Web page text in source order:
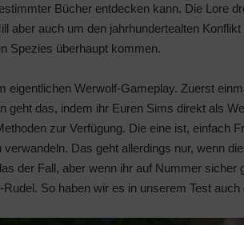
Bücher entdecken kann. Die Lore
aber auch um den jahrhundertealten
Spezies überhaupt kommen.
eigentlichen Werwolf-Gameplay. Zuerst
geht das, indem ihr Euren Sims direkt als
zur Verfügung. Die eine ist, einfach
Das geht allerdings nur, wenn
der Fall, aber wenn ihr auf Nummer sicher
So haben wir es in unserem Test auch